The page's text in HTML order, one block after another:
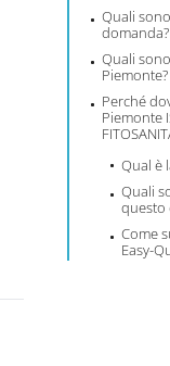
Quali
domanda?
Quali
Piemonte?
Perché
Piemonte
Qual è
Quali
questo
Come
Easy-